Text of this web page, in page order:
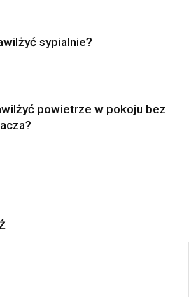
sypialnie?
powietrze w pokoju bez